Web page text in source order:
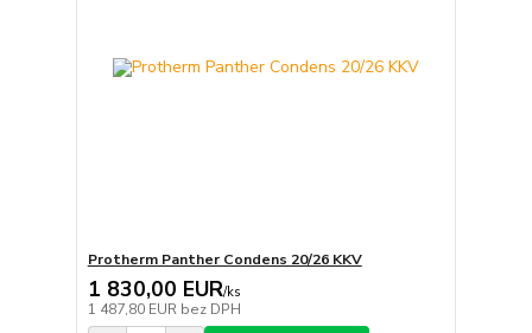
Protherm Panther Condens 20/26 KKV
1 830,00 EUR/ks
1 487,80 EUR bez DPH